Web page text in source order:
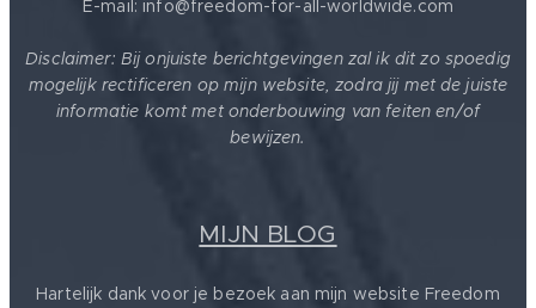
E-mail: info@freedom-for-all-worldwide.com
Disclaimer: Bij onjuiste berichtgevingen zal ik dit zo spoedig
mogelijk rectificeren op mijn website, zodra jij met de juiste
informatie komt met onderbouwing van feiten en/of
bewijzen.
MIJN BLOG
Hartelijk dank voor je bezoek aan mijn website Freedom